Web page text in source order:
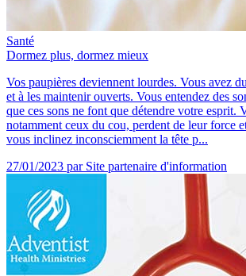
Santé
Dormez plus, dormez mieux
Vos paupières deviennent lourdes. Vous avez
et à les maintenir ouverts. Vous entendez des
que ces sons ne font que détendre votre esprit.
notamment ceux du cou, perdent de leur force
vous inclinez inconsciemment la tête p...
27/01/2023 par Site partenaire d'information